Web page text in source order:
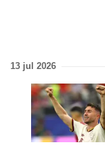
13 jul 2026